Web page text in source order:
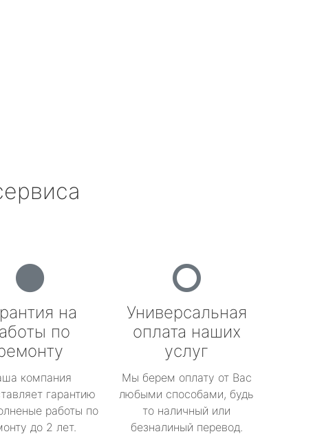
на
по
компания
гарантию
работы по
до 2 лет.
Универсальная
оплата наших
услуг
Мы берем оплату от Вас
любыми способами, будь
то наличный или
безналиный перевод.